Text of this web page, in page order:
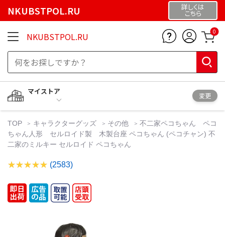
NKUBSTPOL.RU 詳しくは
こちら
NKUBSTPOL.RU 0
マイストア
変更
TOP キャラクターグッズ その他
不二家ペコちゃん ペコ
ちゃん人形 セルロイド製 木製台座 ペコちゃん (ペコチャン) 不
二家のミルキー セルロイド ペコちゃん
(2583)